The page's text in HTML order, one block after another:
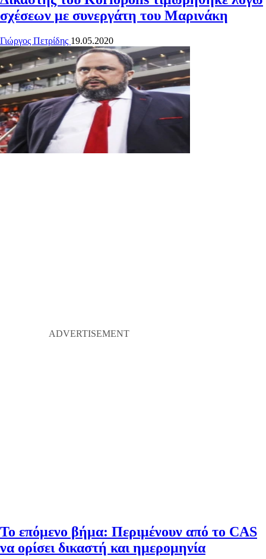
σχέσεων με συνεργάτη του Μαρινάκη
Γιώργος Πετρίδης 19.05.2020
Το επόμενο βήμα: Περιμένουν από το CAS
να ορίσει δικαστή και ημερομηνία